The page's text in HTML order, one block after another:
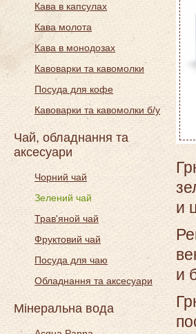
Кава в капсулах
Кава молота
Кава в монодозах
Кавоварки та кавомолки
Посуда для кофе
Кавоварки та кавомолки б/у
Чай, обладнання та
аксесуари
Чорний чай
Зелений чай
Трав'яной чай
Фруктовий чай
Посуда для чаю
Обладнання та аксесуари
Мінеральна вода
и
и